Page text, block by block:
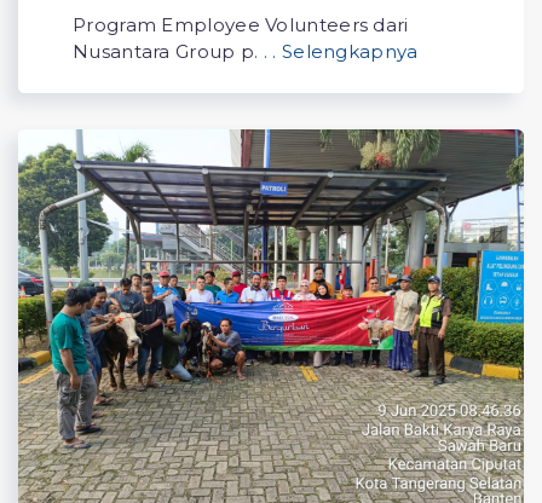
Program Employee Volunteers dari
Nusantara Group p. . . Selengkapnya